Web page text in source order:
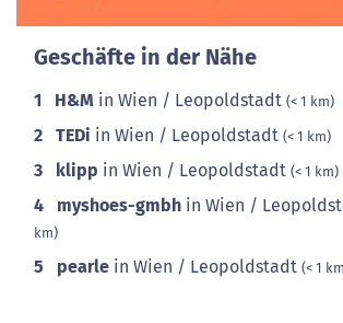
Geschäfte in der Nähe
1 H&M in Wien / Leopoldstadt (< 1 km)
2 TEDi in Wien / Leopoldstadt (< 1 km)
3 klipp in Wien / Leopoldstadt (< 1 km)
4 myshoes-gmbh in Wien /
km)
5 pearle in Wien / Leopoldstadt (< 1